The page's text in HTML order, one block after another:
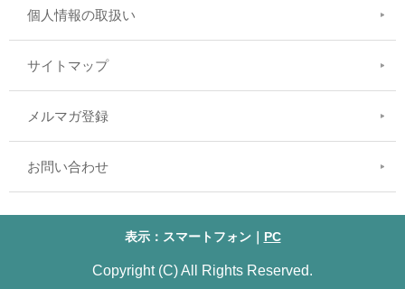
個人情報の取扱い
サイトマップ
メルマガ登録
お問い合わせ
表示：スマートフォン｜ PC
Copyright (C) All Rights Reserved.